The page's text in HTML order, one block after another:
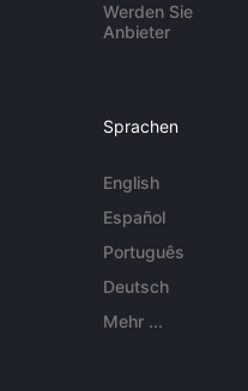
Werden Sie
Anbieter
Sprachen
English
Español
Português
Deutsch
Mehr ...